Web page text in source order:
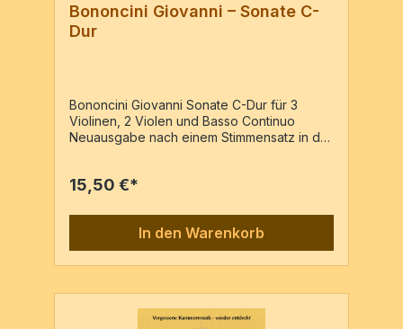
Bononcini Giovanni – Sonate C-
Dur
Bononcini Giovanni Sonate C-Dur für 3
Violinen, 2 Violen und Basso Continuo
Neuausgabe nach einem Stimmensatz in der
Bononcini, Dieupart und Finger. Partitur & 6
15,50 €*
In den Warenkorb